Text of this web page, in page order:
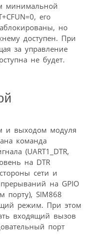
минимальной
его
но
доступен. При
за управление
не будет.
и выходом модуля
команда
(UART1_DTR,
на DTR
сети и
на GPIO
порту), SIM868
режим. При этом
входящий вызов
порт